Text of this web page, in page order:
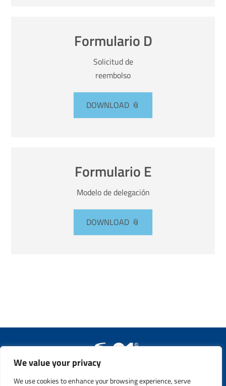
We value your privacy
We use cookies to enhance your browsing experience, serve
Formulario D
Solicitud de
reembolso
DOWNLOAD
Formulario E
Modelo de delegación
DOWNLOAD
Copyright © 2011 - 2023. All Rights Reserved. Safety21 S.p.A. –